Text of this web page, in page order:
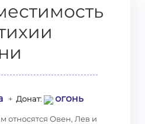
+ Донат: огонь
относятся Овен, Лев и